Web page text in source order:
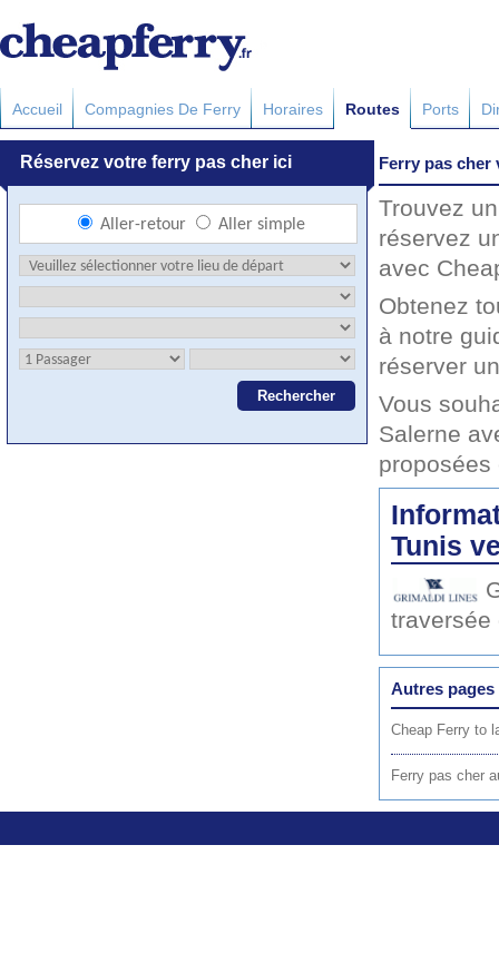
Accueil Compagnies De Ferry Horaires Routes Ports
Ferry pas cher
Trouvez
réservez
avec
Obtenez
à notre
réserver
Vous
Salerne
proposées
Tunis
traversée
Autres pages
Cheap Ferry to
Ferry pas cher